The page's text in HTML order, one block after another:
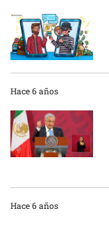
Hace 6 años
Hace 6 años